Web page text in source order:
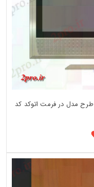
دانلود تری دی تلویزیون واحد جزئیات فایل D طرح مدل در فرمت اتوکد کد